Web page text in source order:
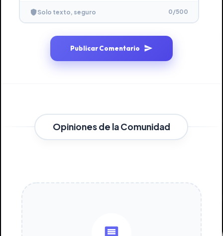
Solo texto, seguro 0/500
Publicar Comentario
Opiniones de la Comunidad